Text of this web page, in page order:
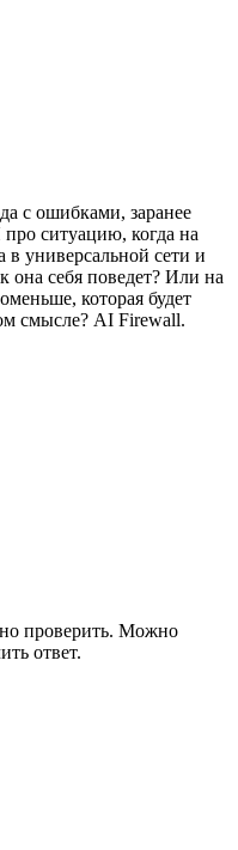
с ошибками, заранее
ситуацию, когда на
в универсальной сети и
она себя поведет? Или на
которая будет
смысле? AI Firewall.
проверить. Можно
ответ.